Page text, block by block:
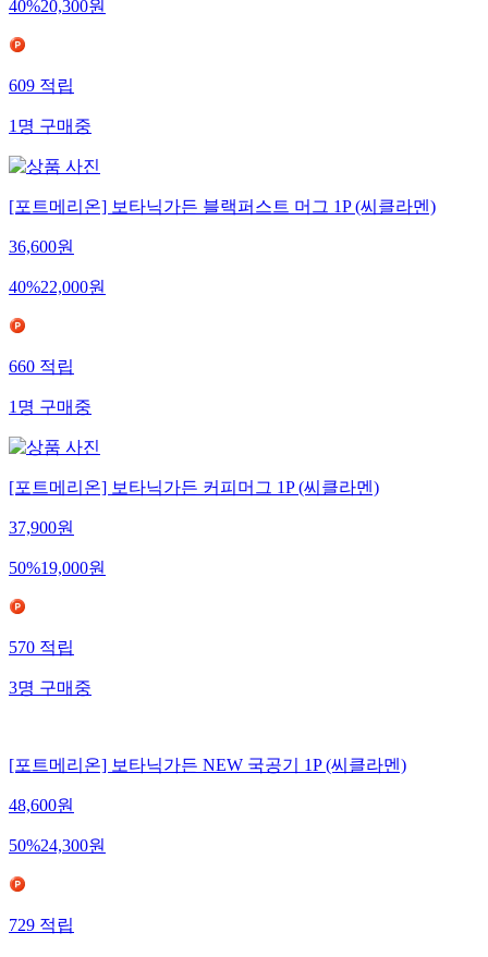
40%20,300원
609적립
1명구매중
[포트메리온] 보타닉가든 블랙퍼스트 머그 1P (씨클라멘)
36,600원
40%22,000원
660적립
1명구매중
[포트메리온] 보타닉가든 커피머그 1P (씨클라멘)
37,900원
50%19,000원
570적립
3명구매중
[포트메리온] 보타닉가든 NEW 국공기 1P (씨클라멘)
48,600원
50%24,300원
729적립